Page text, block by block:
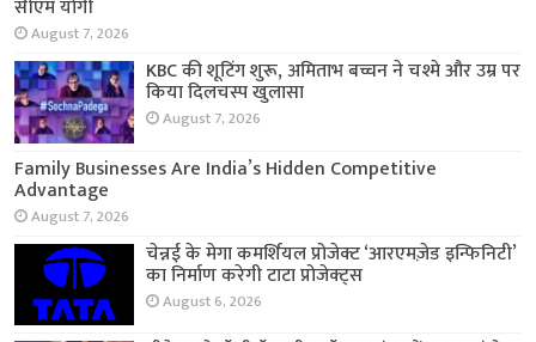
सीएम योगी
August 7, 2026
KBC की शूटिंग शुरू, अमिताभ बच्चन ने चश्मे और उम्र पर
किया दिलचस्प खुलासा
August 7, 2026
Family Businesses Are India’s Hidden Competitive
Advantage
August 7, 2026
चेन्नई के मेगा कमर्शियल प्रोजेक्ट ‘आरएमज़ेड इन्फिनिटी’
का निर्माण करेगी टाटा प्रोजेक्ट्स
August 6, 2026